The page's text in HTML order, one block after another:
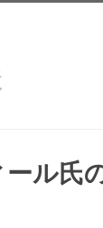
ル氏